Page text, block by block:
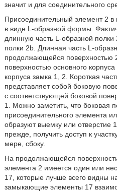
значит и для соединительного
Присоединительный элемент 2
в виде L-образной формы.
длинную часть L-образной полки
полки 2b. Длинная часть L-
продолжающейся поверхностью
поверхностью основного
корпуса замка 1, 2. Короткая
представляет собой боковую
с соответствующей боковой
1. Можно заметить, что боковая
присоединительного элемента
образуют выемку или отверстие
прежде, получить доступ к
мере, сбоку.
На продолжающейся
элемента 2 имеется один или
17, которые лучше всего видны
замыкающие элементы 17